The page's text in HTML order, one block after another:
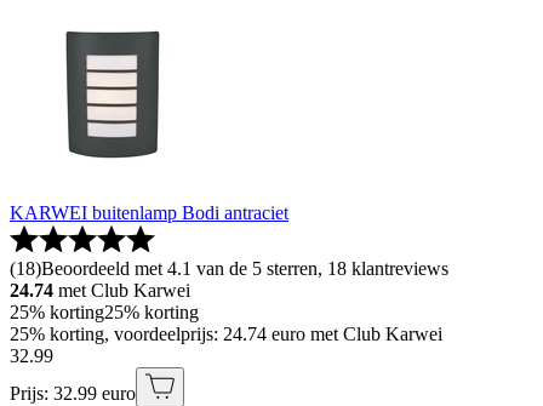
KARWEI buitenlamp Bodi antraciet
(18)Beoordeeld met 4.1 van de 5 sterren, 18 klantreviews
24.74 met Club Karwei
25% korting25% korting
25% korting, voordeelprijs: 24.74 euro met Club Karwei
32.99
Prijs: 32.99 euro